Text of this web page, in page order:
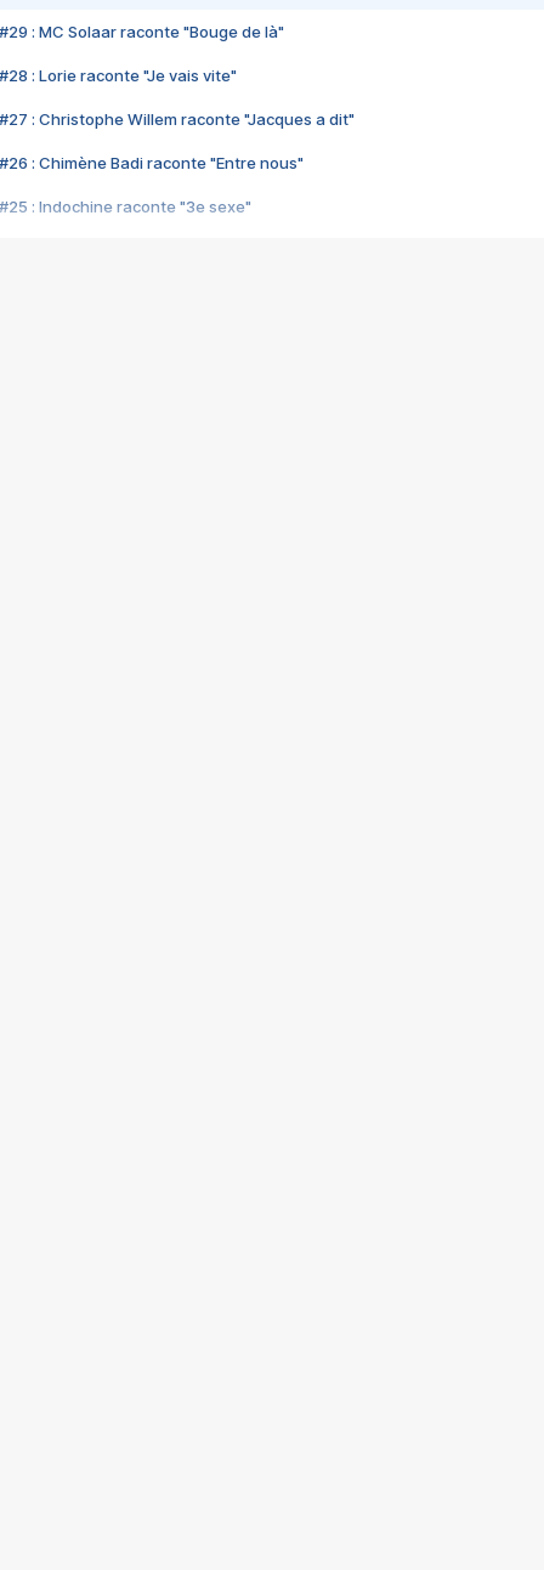
#29 : MC Solaar raconte "Bouge de là"
#28 : Lorie raconte "Je vais vite"
#27 : Christophe Willem raconte "Jacques a dit"
#26 : Chimène Badi raconte "Entre nous"
#25 : Indochine raconte "3e sexe"